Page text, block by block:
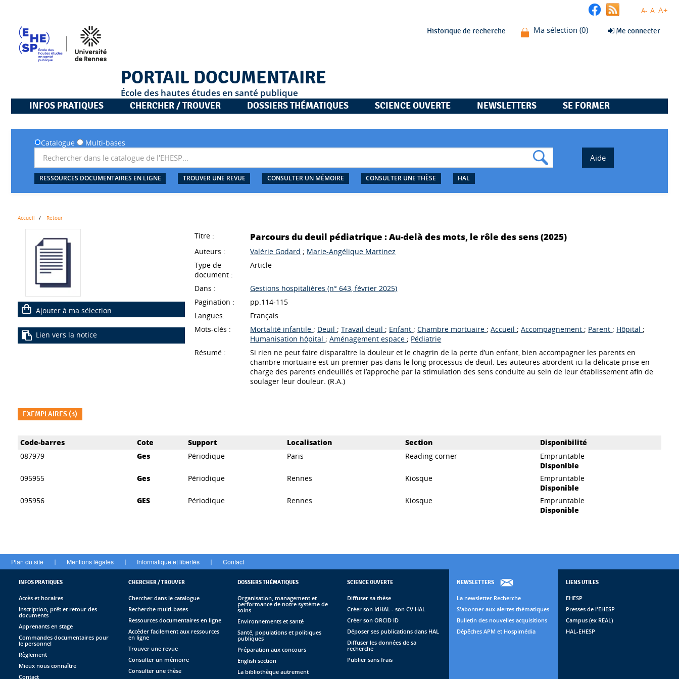
A- A A+
Historique de recherche Me connecter
PORTAIL DOCUMENTAIRE
École des hautes études en santé publique
INFOS PRATIQUES
CHERCHER / TROUVER DOSSIERS THÉMATIQUES SCIENCE OUVERTE NEWSLETTERS SE FORMER
Catalogue Multi-bases
RESSOURCES DOCUMENTAIRES EN LIGNE TROUVER UNE REVUE CONSULTER UN MÉMOIRE CONSULTER UNE THÈSE HAL
Accueil Retour
Ajouter à ma sélection
Lien vers la notice
Titre : Parcours du deuil pédiatrique : Au-delà des mots, le rôle des sens (2025)
Auteurs : Valérie Godard ; Marie-Angélique Martinez
Type de
document :
Article
Dans :
Gestions hospitalières (n° 643, février 2025)
Pagination :
pp.114-115
Langues:
Français
Mots-clés :
Mortalité infantile ; Deuil ; Travail deuil ; Enfant ; Chambre mortuaire ; Accueil ; Accompagnement ; Parent ; Hôpital ;
Humanisation hôpital ; Aménagement espace ; Pédiatrie
Résumé :
Si rien ne peut faire disparaître la douleur et le chagrin de la perte d’un enfant, bien accompagner les parents en
chambre mortuaire est un premier pas dans le long processus de deuil. Les auteures abordent ici la délicate prise en
charge des parents endeuillés et l’approche par la stimulation des sens conduite au sein de leur établissement afin de
soulager leur douleur. (R.A.)
EXEMPLAIRES (3)
Liste des exemplaires
Code-barres Cote Support Localisation Section
Disponibilité
087979
Ges Périodique Paris Reading corner
Empruntable
Disponible
095955
Ges Périodique Rennes Kiosque
Empruntable
Disponible
095956
GES Périodique Rennes Kiosque
Empruntable
Disponible
Plan du site | Mentions légales | Informatique et libertés | Contact
INFOS PRATIQUES
Accès et horaires
Inscription, prêt et retour des
documents
Apprenants en stage
Commandes documentaires pour
le personnel
Règlement
Mieux nous connaître
Contact
CHERCHER / TROUVER
Chercher dans le catalogue
Recherche multi-bases
Ressources documentaires en ligne
Accéder facilement aux ressources
en ligne
Trouver une revue
Consulter un mémoire
Consulter une thèse
DOSSIERS THÉMATIQUES
Organisation, management et
performance de notre système de
soins
Environnements et santé
Santé, populations et politiques
publiques
Préparation aux concours
English section
La bibliothèque autrement
SCIENCE OUVERTE
Diffuser sa thèse
Créer son IdHAL - son CV HAL
Créer son ORCID ID
Déposer ses publications dans HAL
Diffuser les données de sa
recherche
Publier sans frais
NEWSLETTERS
La newsletter Recherche
S'abonner aux alertes thématiques
Bulletin des nouvelles acquisitions
Dépêches APM et Hospimédia
LIENS UTILES
EHESP
Presses de l'EHESP
Campus (ex REAL)
HAL-EHESP